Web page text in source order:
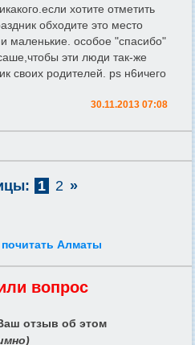
хотите отметить
обходите это место
маленькие. особое "спасибо"
эти люди так-же
своих родителей. ps н6ичего
30.11.2013 07:08
1 2 »
Алматы
вопрос
отзыв об этом